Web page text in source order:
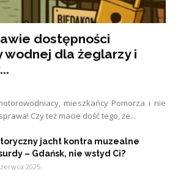
dostępności
dla żeglarzy i
mieszkańcy Pomorza i nie
Czy też macie dość tego, że...
jacht kontra muzealne
– Gdańsk, nie wstyd Ci?
2025